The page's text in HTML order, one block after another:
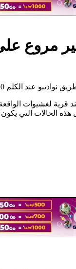
مروع
الحالات التي يكون